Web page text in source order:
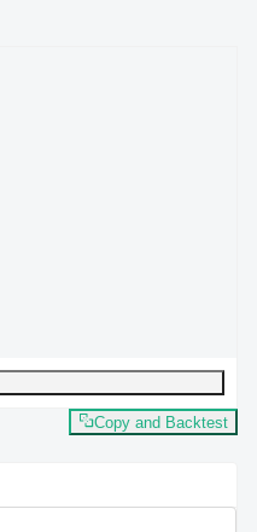
Copy and Backtest